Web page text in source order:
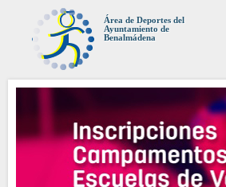
Área de Deportes del
Ayuntamiento de
Benalmádena